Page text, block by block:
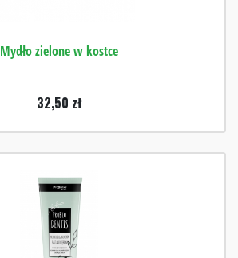
Mydło zielone w kostce
32,50 zł